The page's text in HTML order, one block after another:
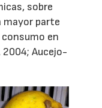
sobre
mayor parte
en
Aucejo-